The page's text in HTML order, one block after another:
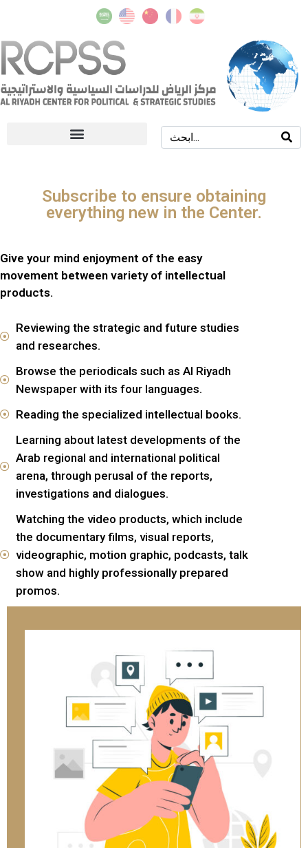
Subscribe to ensure obtaining
everything new in the Center.
Give your mind enjoyment of the easy
movement between variety of intellectual
products.
Reviewing the strategic and future studies
and researches.
Browse the periodicals such as Al Riyadh
Newspaper with its four languages.
Reading the specialized intellectual books.
Learning about latest developments of the
Arab regional and international political
arena, through perusal of the reports,
investigations and dialogues.
Watching the video products, which include
the documentary films, visual reports,
videographic, motion graphic, podcasts, talk
show and highly professionally prepared
promos.